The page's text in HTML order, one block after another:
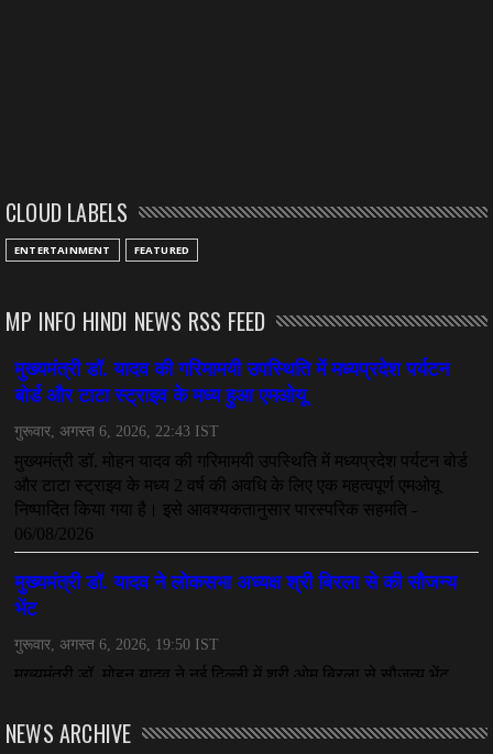
CLOUD LABELS
ENTERTAINMENT FEATURED
MP INFO HINDI NEWS RSS FEED
NEWS ARCHIVE